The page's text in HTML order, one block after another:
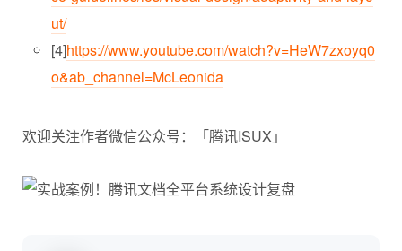
ut/
[4]https://www.youtube.com/watch?v=HeW7zxoyq0
o&ab_channel=McLeonida
欢迎关注作者微信公众号：「腾讯ISUX」